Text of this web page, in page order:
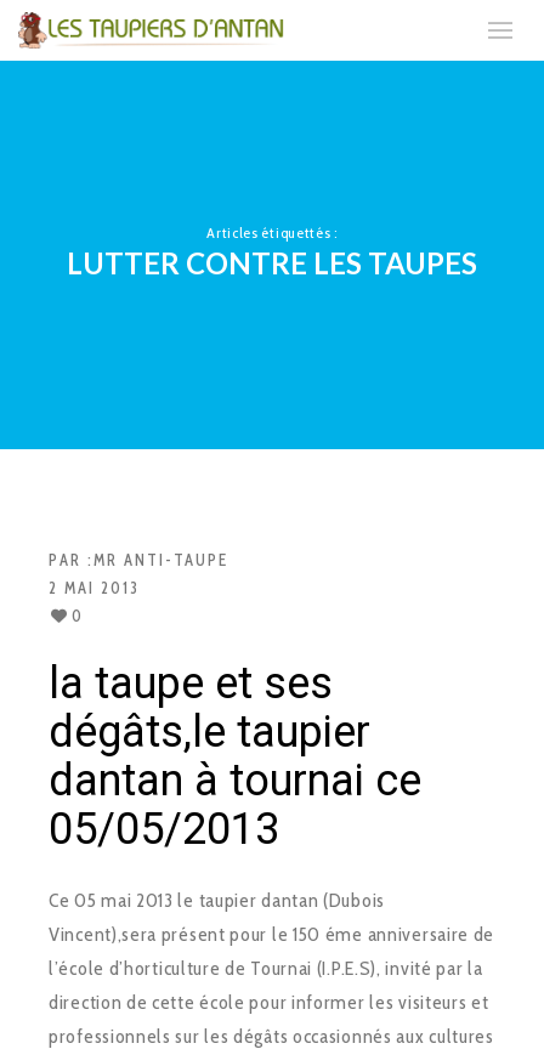
Articles étiquettés :
LUTTER CONTRE LES TAUPES
PAR :MR ANTI-TAUPE
2 MAI 2013
0
la taupe et ses
dégâts,le taupier
dantan à tournai ce
05/05/2013
Ce 05 mai 2013 le taupier dantan (Dubois
Vincent),sera présent pour le 150 éme anniversaire de
l’école d’horticulture de Tournai (I.P.E.S), invité par la
direction de cette école pour informer les visiteurs et
professionnels sur les dégâts occasionnés aux cultures